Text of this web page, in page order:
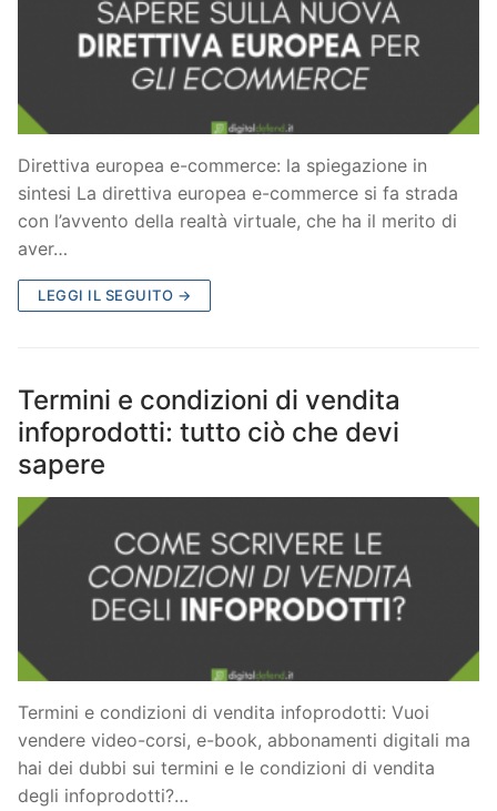
Direttiva europea e-commerce: la spiegazione in
sintesi La direttiva europea e-commerce si fa strada
con l’avvento della realtà virtuale, che ha il merito di
aver…
LEGGI IL SEGUITO →
Termini e condizioni di vendita
infoprodotti: tutto ciò che devi
sapere
Termini e condizioni di vendita infoprodotti: Vuoi
vendere video-corsi, e-book, abbonamenti digitali ma
hai dei dubbi sui termini e le condizioni di vendita
degli infoprodotti?…